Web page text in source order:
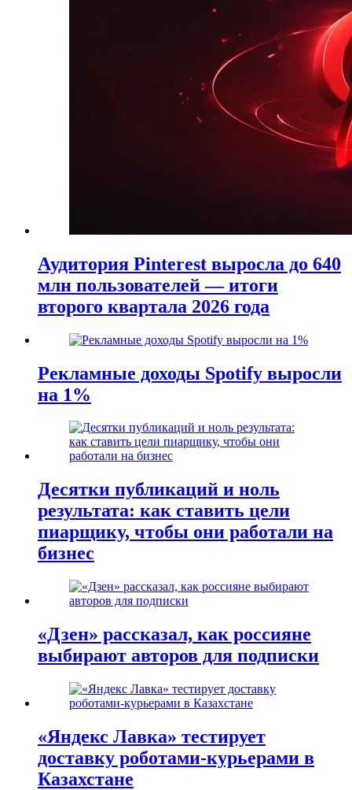
Аудитория Pinterest выросла до 640
млн пользователей — итоги
второго квартала 2026 года
Рекламные доходы Spotify выросли
на 1%
Десятки публикаций и ноль
результата: как ставить цели
пиарщику, чтобы они работали на
бизнес
«Дзен» рассказал, как россияне
выбирают авторов для подписки
«Яндекс Лавка» тестирует
доставку роботами-курьерами в
Казахстане